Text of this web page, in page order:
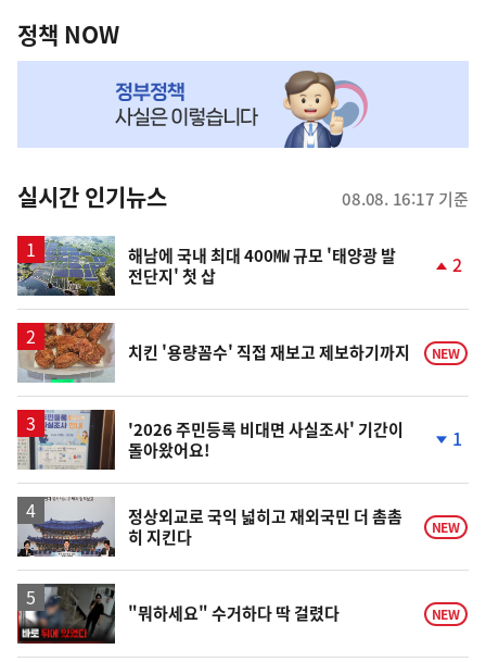
책
NOW,
뉴
스
정책 NOW
실시간 인기뉴스 08.08. 16:17 기준
해남에 국내 최대 400㎿ 규모 '태양광 발
전단지' 첫 삽
계
승
2
치킨 '용량꼼수' 직접 재보고 제보하기까지 NEW
'2026 주민등록 비대면 사실조사' 기간이
돌아왔어요!
계
락
1
정상외교로 국익 넓히고 재외국민 더 촘촘
히 지킨다
NEW
영
상
"뭐하세요" 수거하다 딱 걸렸다 NEW